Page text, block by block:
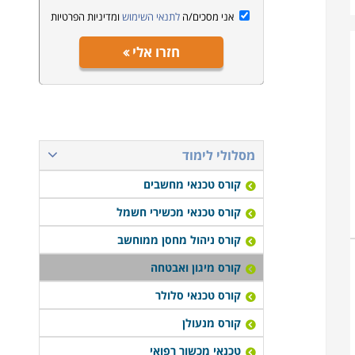
אני מסכים/הלתנאי השימוש ומדיניות הפרטיות
חזרו אלי
מסלולי לימוד
קורס טכנאי מחשבים
קורס טכנאי מכשירי חשמל
קורס ניהול מחסן ממוחשב
קורס מיגון ואבטחה
קורס טכנאי סלולר
קורס מנעולן
טכנאי מכשור רפואי